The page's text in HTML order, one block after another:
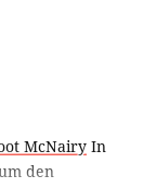
McNairy In
den